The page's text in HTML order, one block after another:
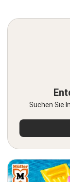
Suchen Sie